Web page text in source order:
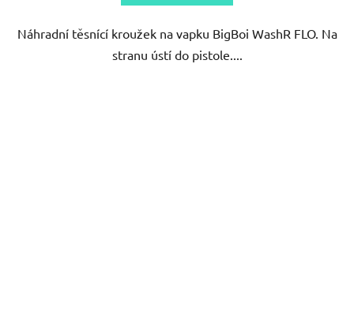
Náhradní těsnící kroužek na vapku BigBoi WashR FLO. Na
stranu ústí do pistole....